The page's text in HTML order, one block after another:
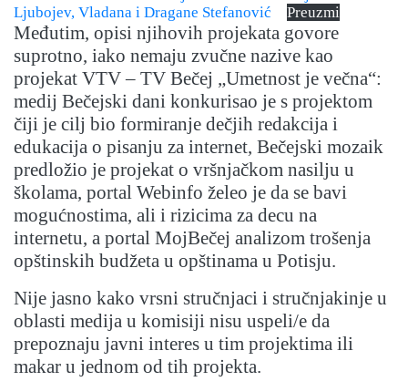
Ljubojev, Vladana i Dragane Stefanović
Preuzmi
Međutim, opisi njihovih projekata govore
suprotno, iako nemaju zvučne nazive kao
projekat VTV – TV Bečej „Umetnost je večna“:
medij Bečejski dani konkurisao je s projektom
čiji je cilj bio formiranje dečjih redakcija i
edukacija o pisanju za internet, Bečejski mozaik
predložio je projekat o vršnjačkom nasilju u
školama, portal Webinfo želeo je da se bavi
mogućnostima, ali i rizicima za decu na
internetu, a portal MojBečej analizom trošenja
opštinskih budžeta u opštinama u Potisju.
Nije jasno kako vrsni stručnjaci i stručnjakinje u
oblasti medija u komisiji nisu uspeli/e da
prepoznaju javni interes u tim projektima ili
makar u jednom od tih projekta.